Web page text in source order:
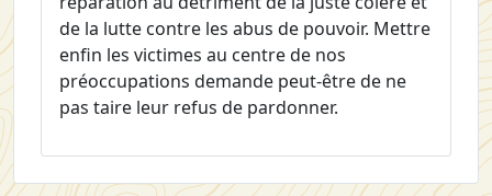
de la lutte contre les abus de pouvoir. Mettre
enfin les victimes au centre de nos
préoccupations demande peut-être de ne
pas taire leur refus de pardonner.